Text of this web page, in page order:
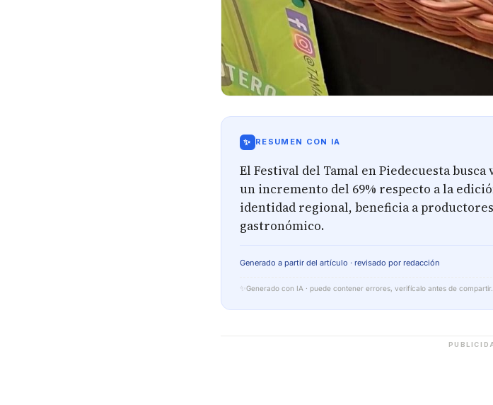
✨ RESUMEN CON IA
El Festival del Tamal en Piedecuesta
un incremento del 69% respecto a la
identidad regional, beneficia a
gastronómico.
Generado a partir del artículo · revisado por redacción
✨ Generado con IA · puede contener errores, verifícalo antes de compartir.